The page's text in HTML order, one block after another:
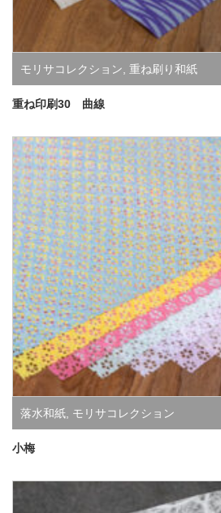
モリサコレクション, 重ね刷り和紙
重ね印刷30 曲線
落水和紙 モリサコレクション
小梅